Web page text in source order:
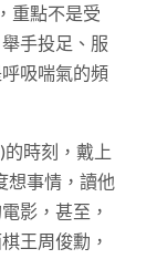
重點不是受
手投足、服
吸喘氣的頻
時刻，戴上
想事情，讀他
影，甚至，
王周俊勳，